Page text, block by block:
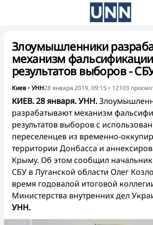
Злоумышленники
механизм фальсификации
результатов выборов -
Киев • УНН28 января 2019, 09:15 • 12103
КИЕВ. 28 января. УНН.
разрабатывают механизм
результатов выборов с
переселенцев из временно-
территории Донбасса и
Крыму. Об этом сообщил
СБУ в Луганской области Олег
время годовалой итоговой
Министерства внутренних дел
УНН.